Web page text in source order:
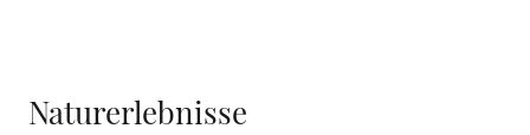
Naturerlebnisse